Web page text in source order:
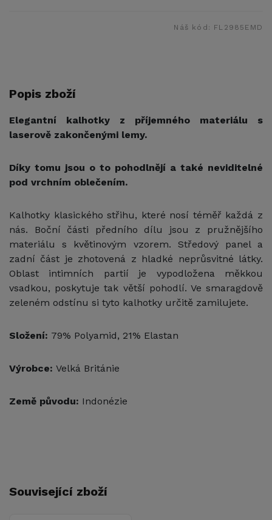
Náš kód: FL2985EMD
Popis zboží
Elegantní kalhotky z příjemného materiálu s
laserově zakončenými lemy.
Díky tomu jsou o to pohodlnějí a také neviditelné
pod vrchním oblečením.
Kalhotky klasického střihu, které nosí téměř každá z
nás. Boční části předního dílu jsou z pružnějšího
materiálu s květinovým vzorem. Středový panel a
zadní část je zhotovená z hladké neprůsvitné látky.
Oblast intimních partií je vypodložena měkkou
vsadkou, poskytuje tak větší pohodlí. Ve smaragdově
zeleném odstínu si tyto kalhotky určitě zamilujete.
Složení: 79% Polyamid, 21% Elastan
Výrobce: Velká Británie
Země původu: Indonézie
Související zboží